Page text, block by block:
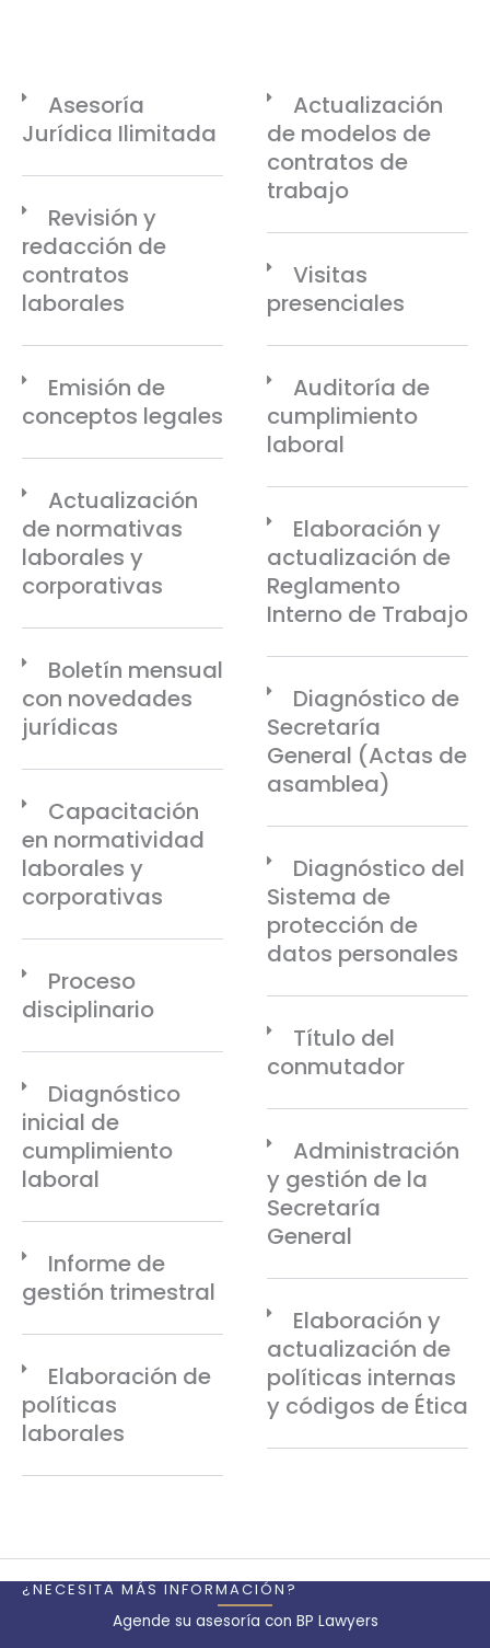
Asesoría
Jurídica Ilimitada
Revisión y
redacción de
contratos
laborales
Emisión de
conceptos legales
Actualización
de normativas
laborales y
corporativas
Boletín mensual
con novedades
jurídicas
Capacitación
en normatividad
laborales y
corporativas
Proceso
disciplinario
Diagnóstico
inicial de
cumplimiento
laboral
Informe de
gestión trimestral
Elaboración de
políticas
laborales
Actualización
de modelos de
contratos de
trabajo
Visitas
presenciales
Auditoría de
cumplimiento
laboral
Elaboración y
actualización de
Reglamento
Interno de Trabajo
Diagnóstico de
Secretaría
General (Actas de
asamblea)
Diagnóstico del
Sistema de
protección de
datos personales
Título del
conmutador
Administración
y gestión de la
Secretaría
General
Elaboración y
actualización de
políticas internas
y códigos de Ética
¿NECESITA MÁS INFORMACIÓN?
Agende su asesoría con BP Lawyers